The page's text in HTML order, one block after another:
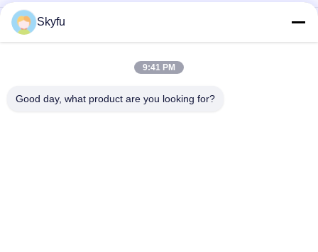
Ruimte Energiebesparing PTC Auto ventilator
Luchtverwarmer constante temperatuur Verwarming
Luchtverwarming Element Veilig thuis
48V 200w 75x76x26mm ptc keramische luchtventilator
Skyfu
9:41 PM
Good day, what product are you looking for?